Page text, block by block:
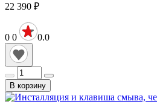
22 390 ₽
0 0 0.0
В корзину